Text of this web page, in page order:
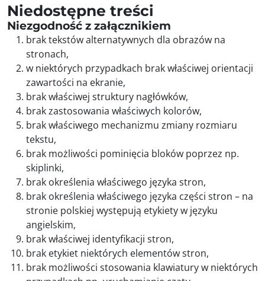
Niedostępne treści
Niezgodność z załącznikiem
brak tekstów alternatywnych dla obrazów na
stronach,
w niektórych przypadkach brak właściwej orientacji
zawartości na ekranie,
brak właściwej struktury nagłówków,
brak zastosowania właściwych kolorów,
brak właściwego mechanizmu zmiany rozmiaru
tekstu,
brak możliwości pominięcia bloków poprzez np.
skiplinki,
brak określenia właściwego języka stron,
brak określenia właściwego języka części stron – na
stronie polskiej występują etykiety w języku
angielskim,
brak właściwej identyfikacji stron,
brak etykiet niektórych elementów stron,
brak możliwości stosowania klawiatury w niektórych